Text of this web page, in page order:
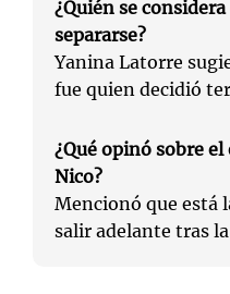
¿Quién se
separarse?
Yanina Latorre
fue quien decidió
¿Qué opinó sobre
Nico?
Mencionó que está
salir adelante tras